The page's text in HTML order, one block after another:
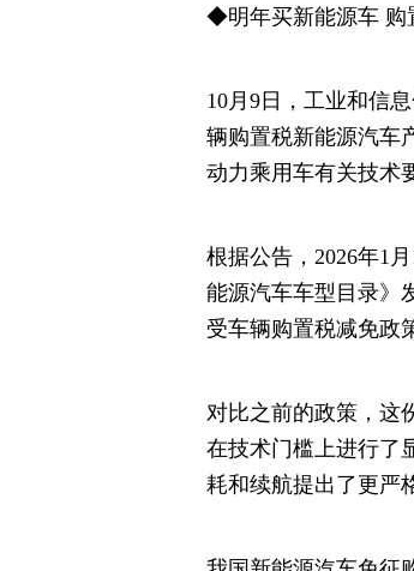
◆明年买新能源车 购
10月9日，工业和信
辆购置税新能源汽车
动力乘用车有关技术
根据公告，2026年1
能源汽车车型目录》
受车辆购置税减免政
对比之前的政策，这
在技术门槛上进行了
耗和续航提出了更严